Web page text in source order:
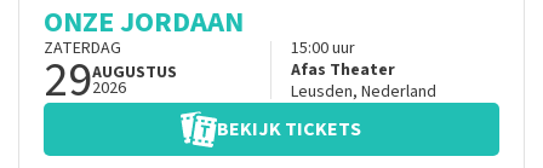
ONZE JORDAAN
ZATERDAG
29AUGUSTUS
2026
15:00uur
Afas Theater
Leusden, Nederland
BEKIJK TICKETS